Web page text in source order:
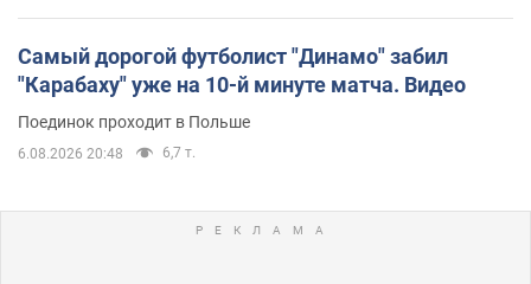
Самый дорогой футболист "Динамо" забил
"Карабаху" уже на 10-й минуте матча. Видео
Поединок проходит в Польше
6.08.2026 20:48 6,7 т.